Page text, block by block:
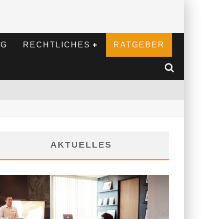
RECHTLICHES RATGEBER
AKTUELLES